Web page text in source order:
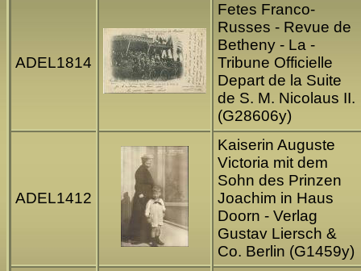
ADEL1814
Fetes Franco-
Russes - Revue de
Betheny - La -
Tribune Officielle
Depart de la Suite
de S. M. Nicolaus II.
(G28606y)
ADEL1412
Kaiserin Auguste
Victoria mit dem
Sohn des Prinzen
Joachim in Haus
Doorn - Verlag
Gustav Liersch &
Co. Berlin (G1459y)